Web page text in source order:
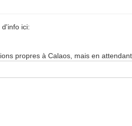
ici:
propres à Calaos, mais en